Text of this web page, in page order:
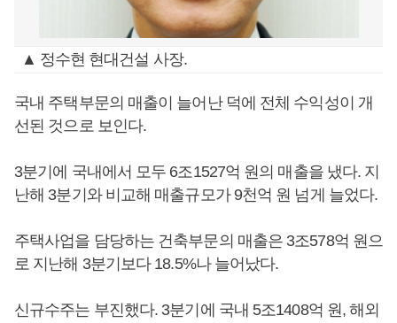
▲ 정수현 현대건설 사장.
국내 주택부문의 매출이 늘어난 덕에 전체 수익성이 개
선된 것으로 보인다.
3분기에 국내에서 모두 6조1527억 원의 매출을 냈다. 지
난해 3분기와 비교해 매출규모가 9천억 원 넘게 늘었다.
주택사업을 담당하는 건축부문의 매출은 3조578억 원으
로 지난해 3분기보다 18.5%나 늘어났다.
신규수주는 부진했다. 3분기에 국내 5조1408억 원, 해외